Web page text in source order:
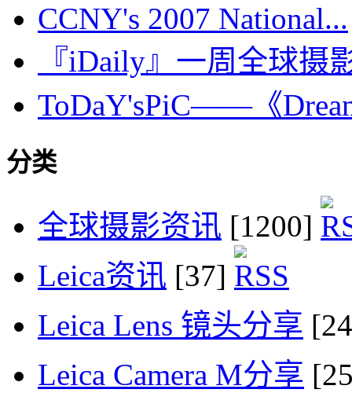
CCNY's 2007 National...
『iDaily』一周全球摄
ToDaY'sPiC——《
分类
全球摄影资讯 [1200]
Leica资讯 [37]
Leica Lens 镜头分享
Leica Camera M分享